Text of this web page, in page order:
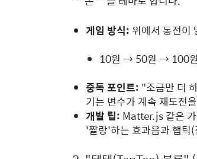
게임 방식: 위에서 동전이
10원 → 50원 → 100
중독 포인트: "조금만 더
기는 변수가 계속 재도전
개발 팁: Matter.js 같은
'짤랑'하는 효과음과 햅틱